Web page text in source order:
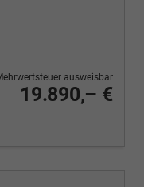
19.890,– €
ausweisbar